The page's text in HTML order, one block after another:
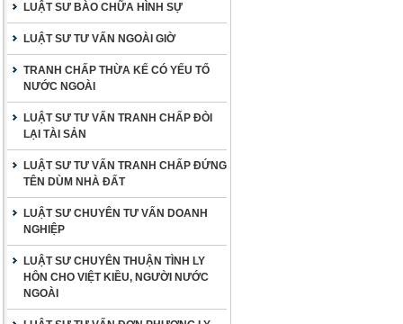
LUẬT SƯ BÀO CHỮA HÌNH SỰ
LUẬT SƯ TƯ VẤN NGOÀI GIỜ
TRANH CHẤP THỪA KẾ CÓ YẾU TỐ
NƯỚC NGOÀI
LUẬT SƯ TƯ VẤN TRANH CHẤP ĐÒI
LẠI TÀI SẢN
LUẬT SƯ TƯ VẤN TRANH CHẤP ĐỨNG
TÊN DÙM NHÀ ĐẤT
LUẬT SƯ CHUYÊN TƯ VẤN DOANH
NGHIỆP
LUẬT SƯ CHUYÊN THUẬN TÌNH LY
HÔN CHO VIỆT KIỀU, NGƯỜI NƯỚC
NGOÀI